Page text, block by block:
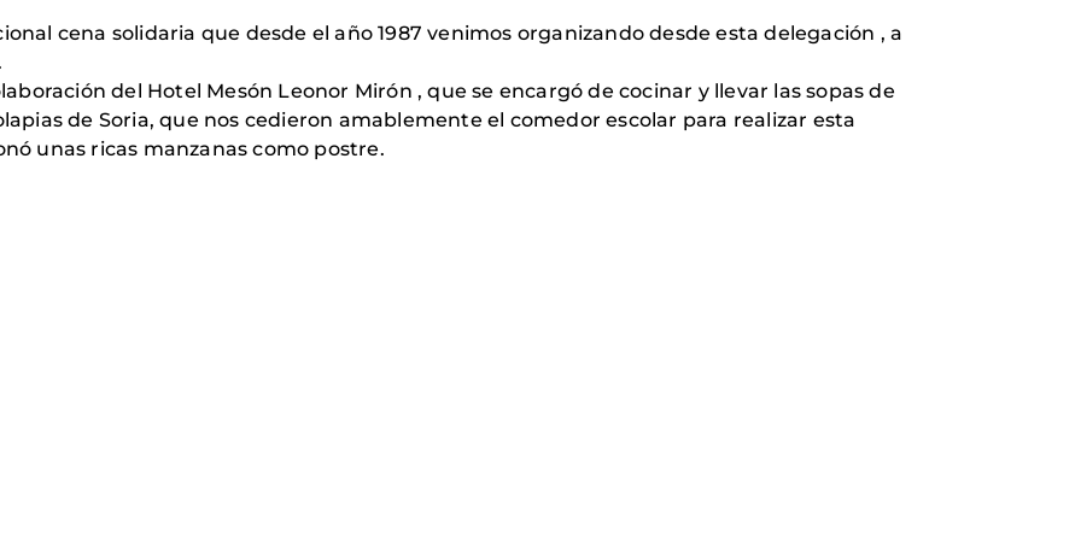
cena solidaria que desde el año 1987 venimos organizando desde esta delegación , a
del Hotel Mesón Leonor Mirón , que se encargó de cocinar y llevar las sopas de
de Soria, que nos cedieron amablemente el comedor escolar para realizar esta
unas ricas manzanas como postre.